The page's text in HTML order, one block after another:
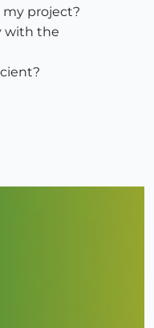
project?
with the